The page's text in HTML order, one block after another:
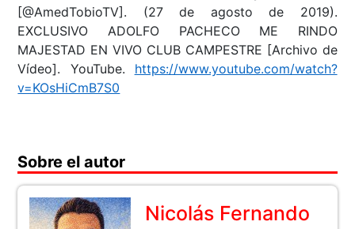
[@AmedTobioTV]. (27 de agosto de 2019).
EXCLUSIVO ADOLFO PACHECO ME RINDO
MAJESTAD EN VIVO CLUB CAMPESTRE [Archivo de
Vídeo]. YouTube. https://www.youtube.com/watch?
v=KOsHiCmB7S0
Sobre el autor
Nicolás Fernando